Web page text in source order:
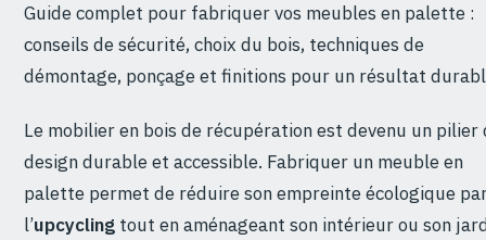
Guide complet pour fabriquer vos meubles en palette :
conseils de sécurité, choix du bois, techniques de
démontage, ponçage et finitions pour un résultat
Le mobilier en bois de récupération est devenu un pilier
design durable et accessible. Fabriquer un meuble en
palette permet de réduire son empreinte écologique
l’upcycling tout en aménageant son intérieur ou son